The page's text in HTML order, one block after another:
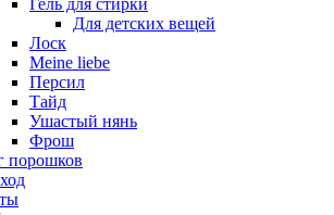
Для детских вещей
Лоск
Meine liebe
Персил
Тайд
Ушастый нянь
Фрош
порошков